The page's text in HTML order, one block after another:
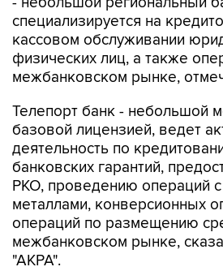
специализируется на
кассовом обслуживании
физических лиц, а также
межбанковском рынке,
Телепорт банк - небольшой
базовой лицензией, ведет
деятельность по
банковских гарантий,
РКО, проведению операций
металлами, конверсионных
операций по размещению
межбанковском рынке,
"АКРА".